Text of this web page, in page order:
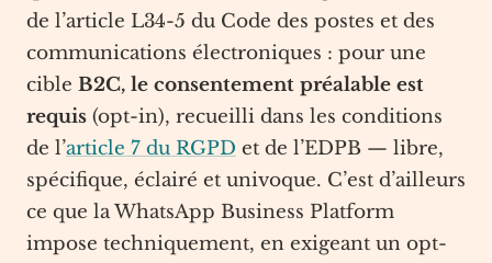
de l’article L34-5 du Code des postes et des
communications électroniques : pour une
cible B2C, le consentement préalable est
requis (opt-in), recueilli dans les conditions
de l’article 7 du RGPD et de l’EDPB — libre,
spécifique, éclairé et univoque. C’est d’ailleurs
ce que la WhatsApp Business Platform
impose techniquement, en exigeant un opt-